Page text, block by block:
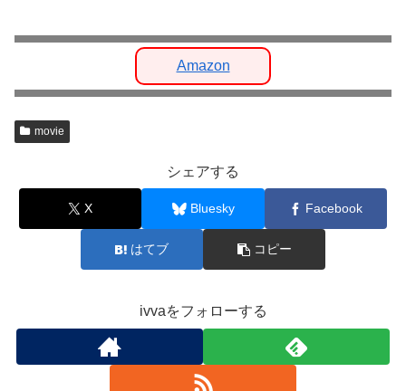
Amazon
movie
シェアする
X Bluesky Facebook
はてブ コピー
ivvaをフォローする